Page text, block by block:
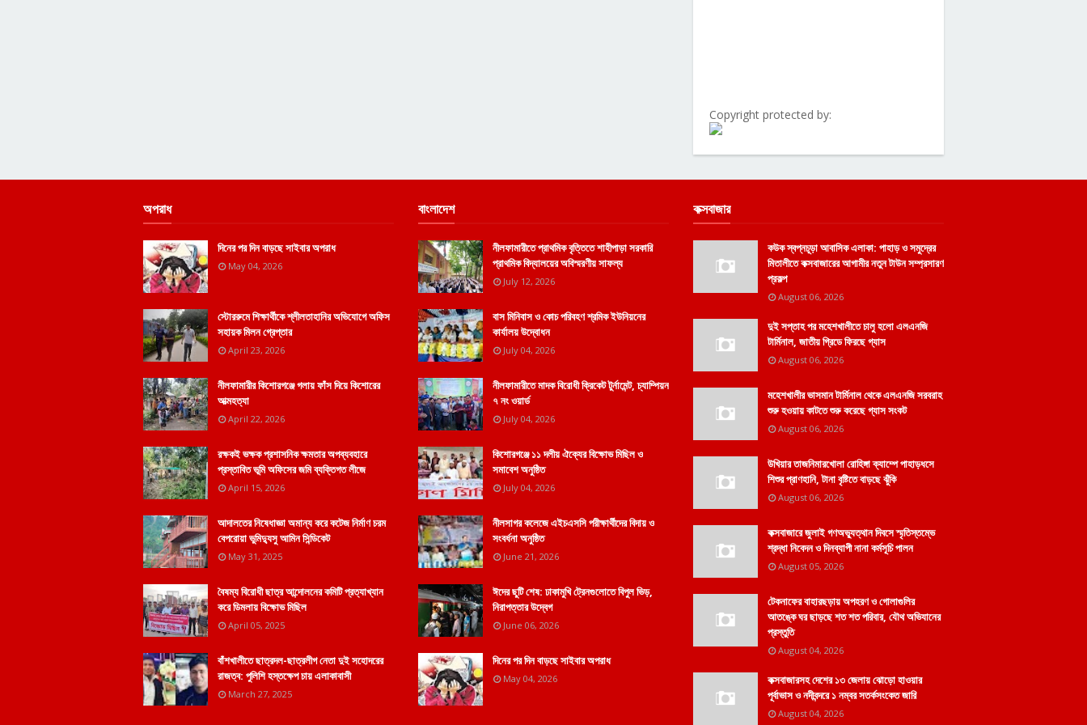
Copyright protected by:
অপরাধ
দিনের পর দিন বাড়ছে সাইবার অপরাধ
May 04, 2026
স্টোররুমে শিক্ষার্থীকে শ্লীলতাহানির অভিযোগে অফিস
সহায়ক মিলন গ্রেপ্তার
April 23, 2026
নীলফামারীর কিশোরগঞ্জে গলায় ফাঁস দিয়ে কিশোরের
আত্মহত্যা
April 22, 2026
রক্ষকই ভক্ষক প্রশাসনিক ক্ষমতার অপব্যবহারে
প্রস্তাবিত ভূমি অফিসের জমি ব্যক্তিগত লীজে
April 15, 2026
আদালতের নিষেধাজ্ঞা অমান্য করে কটেজ নির্মাণ চরম
বেপরোয়া ভুমিদ্যুসু আমিন সিন্ডিকেট
May 31, 2025
বৈষম্য বিরোধী ছাত্র আন্দোলনের কমিটি প্রত্যাখ্যান
করে ডিমলায় বিক্ষোভ মিছিল
April 05, 2025
বাঁশখালীতে ছাত্রদল-ছাত্রলীগ নেতা দুই সহোদরের
রাজত্ব: পুলিশি হস্তক্ষেপ চায় এলাকাবাসী
March 27, 2025
বাংলাদেশ
নীলফামারীতে প্রাথমিক বৃত্তিতে শাহীপাড়া সরকারি
প্রাথমিক বিদ্যালয়ের অবিস্মরণীয় সাফল্য
July 12, 2026
বাস মিনিবাস ও কোচ পরিবহণ শ্রমিক ইউনিয়নের
কার্যালয় উদ্বোধন
July 04, 2026
নীলফামারীতে মাদক বিরোধী ক্রিকেট টুর্নামেন্ট, চ্যাম্পিয়ন
৭ নং ওয়ার্ড
July 04, 2026
কিশোরগঞ্জে ১১ দলীয় ঐক্যের বিক্ষোভ মিছিল ও
সমাবেশ অনুষ্ঠিত
July 04, 2026
নীলসাগর কলেজে এইচএসসি পরীক্ষার্থীদের বিদায় ও
সংবর্ধনা অনুষ্ঠিত
June 21, 2026
ঈদের ছুটি শেষ: ঢাকামুখি ট্রেনগুলোতে বিপুল ভিড়,
নিরাপত্তার উদ্বেগ
June 06, 2026
দিনের পর দিন বাড়ছে সাইবার অপরাধ
May 04, 2026
কক্সবাজার
কউক স্বপ্নচূড়া আবাসিক এলাকা: পাহাড় ও সমুদ্রের
মিতালীতে কক্সবাজারের আগামীর নতুন টাউন সম্প্রসারণ
প্রকল্প
August 06, 2026
দুই সপ্তাহ পর মহেশখালীতে চালু হলো এলএনজি
টার্মিনাল, জাতীয় গ্রিডে ফিরছে গ্যাস
August 06, 2026
মহেশখালীর ভাসমান টার্মিনাল থেকে এলএনজি সরবরাহ
শুরু হওয়ায় কাটতে শুরু করেছে গ্যাস সংকট
August 06, 2026
উখিয়ার তাজনিমারখোলা রোহিঙ্গা ক্যাম্পে পাহাড়ধসে
শিশুর প্রাণহানি, টানা বৃষ্টিতে বাড়ছে ঝুঁকি
August 06, 2026
কক্সবাজারে জুলাই গণঅভ্যুত্থান দিবসে স্মৃতিস্তম্ভে
শ্রদ্ধা নিবেদন ও দিনব্যাপী নানা কর্মসূচি পালন
August 05, 2026
টেকনাফের বাহারছড়ায় অপহরণ ও গোলাগুলির
আতঙ্কে ঘর ছাড়ছে শত শত পরিবার, যৌথ অভিযানের
প্রস্তুতি
August 04, 2026
কক্সবাজারসহ দেশের ১৩ জেলায় ঝোড়ো হাওয়ার
পূর্বাভাস ও নদীবন্দরে ১ নম্বর সতর্কসংকেত জারি
August 04, 2026